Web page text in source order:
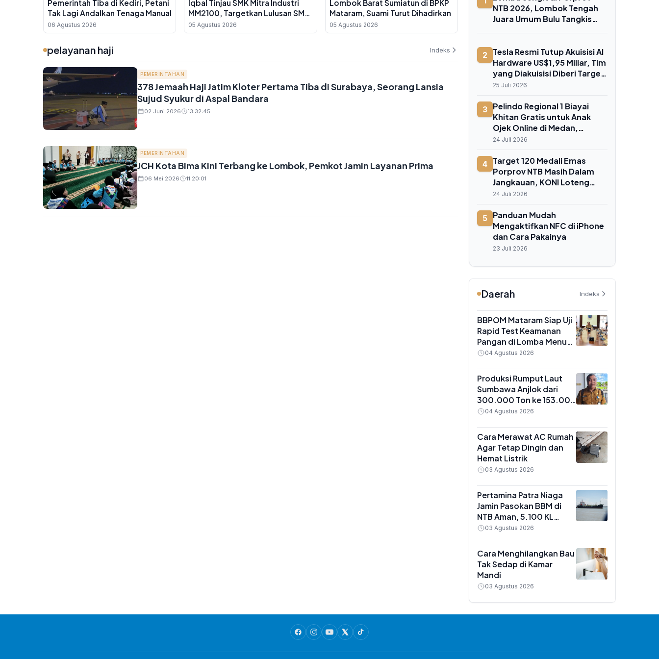
Pemerintah Tiba di Kediri, Petani
Tak Lagi Andalkan Tenaga Manual
06 Agustus 2026
Iqbal Tinjau SMK Mitra Industri
MM2100, Targetkan Lulusan SMK
NTB Siap Kerja ke Jepang dan
Jerman
05 Agustus 2026
Lombok Barat Sumiatun di BPKP
Mataram, Suami Turut Dihadirkan
05 Agustus 2026
Triliun, Dana Segar Rp 54 Triliun
Siap Biayai Ekspansi 5G dan AI
pelayanan haji Indeks
PEMERINTAHAN
378 Jemaah Haji Jatim Kloter Pertama Tiba di Surabaya, Seorang Lansia
Sujud Syukur di Aspal Bandara
02 Juni 2026 13:32:45
PEMERINTAHAN
JCH Kota Bima Kini Terbang ke Lombok, Pemkot Jamin Layanan Prima
06 Mei 2026 11:20:01
NTB 2026, Lombok Tengah
Juara Umum Bulu Tangkis
2
Tesla Resmi Tutup Akuisisi AI
Hardware US$1,95 Miliar, Tim
yang Diakuisisi Diberi Target
"Tidak Mungkin"
25 Juli 2026
3 Pelindo Regional 1 Biayai
Khitan Gratis untuk Anak
Ojek Online di Medan,
Bentuk Peringatan Hari Anak
24 Juli 2026
4 Target 120 Medali Emas
Porprov NTB Masih Dalam
Jangkauan, KONI Loteng
Siapkan Bonus Rp 25 Juta per
24 Juli 2026
5 Panduan Mudah
Mengaktifkan NFC di iPhone
dan Cara Pakainya
23 Juli 2026
Daerah Indeks
BBPOM Mataram Siap Uji
Rapid Test Keamanan
Pangan di Lomba Menu
MBG NTB, 22 Agustus
04 Agustus 2026
Produksi Rumput Laut
Sumbawa Anjlok dari
300.000 Ton ke 153.000
Ton, Dislutkan Sebut 3
04 Agustus 2026
Cara Merawat AC Rumah
Agar Tetap Dingin dan
Hemat Listrik
03 Agustus 2026
Pertamina Patra Niaga
Jamin Pasokan BBM di
NTB Aman, 5.100 KL
Pertalite dan Biosolar
03 Agustus 2026
Cara Menghilangkan Bau
Tak Sedap di Kamar
Mandi
03 Agustus 2026